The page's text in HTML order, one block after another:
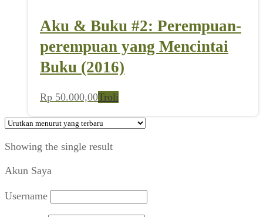
Aku & Buku #2: Perempuan-
perempuan yang Mencintai
Buku (2016)
Rp 50.000,00Troli
Showing the single result
Akun Saya
Username